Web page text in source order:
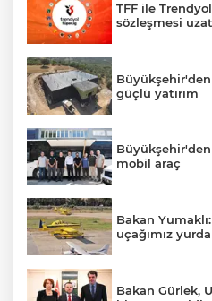
TFF ile
sözleşmesi
Büyükşehir'den
güçlü yatırım
mobil araç
Bakan
uçağımız
Bakan Gürlek,